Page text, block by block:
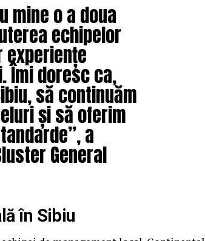
mine o a doua
echipelor
Îmi doresc ca,
să continuăm
și să oferim
a
General
în Sibiu